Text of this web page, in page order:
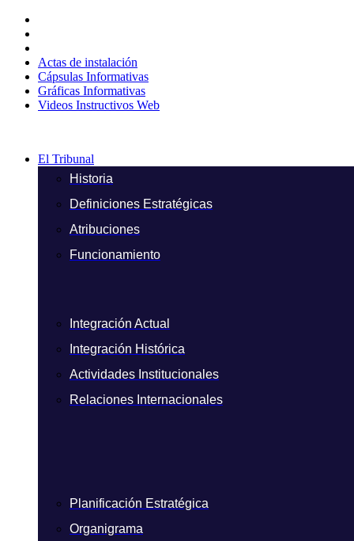
contenido
Actas de instalación
Cápsulas Informativas
Gráficas Informativas
Videos Instructivos Web
El Tribunal
Historia
Definiciones Estratégicas
Atribuciones
Funcionamiento
Integración Actual
Integración Histórica
Actividades Institucionales
Relaciones Internacionales
Planificación Estratégica
Organigrama